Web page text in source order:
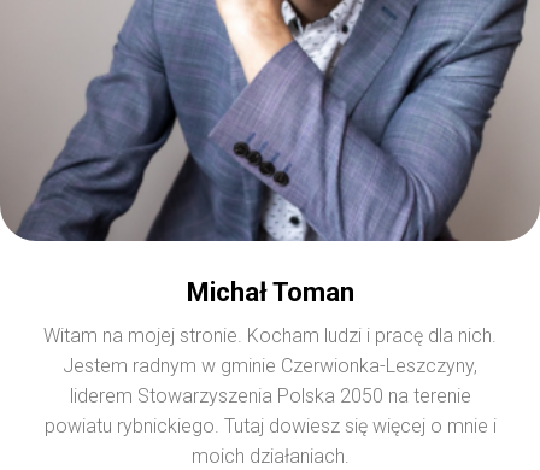
Michał Toman
Witam na mojej stronie. Kocham ludzi i pracę dla nich.
Jestem radnym w gminie Czerwionka-Leszczyny,
liderem Stowarzyszenia Polska 2050 na terenie
powiatu rybnickiego. Tutaj dowiesz się więcej o mnie i
moich działaniach.